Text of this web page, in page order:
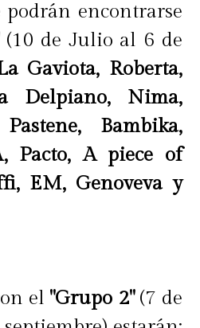
podrán encontrarse
(10 de Julio al 6 de
Gaviota, Roberta,
Delpiano, Nima,
Bambika,
Pacto, A piece of
EM, Genoveva y
el "Grupo 2"(7 de